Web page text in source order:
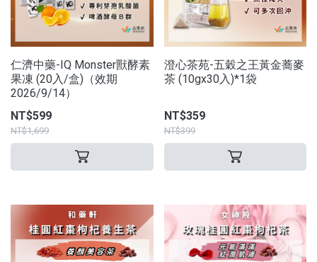
仁濟中藥-IQ Monster獸酵素
果凍 (20入/盒)（效期
2026/9/14）
NT$599
NT$1,699
澄心茶苑-五穀之王黃金蕎麥
茶 (10gx30入)*1袋
NT$359
NT$399